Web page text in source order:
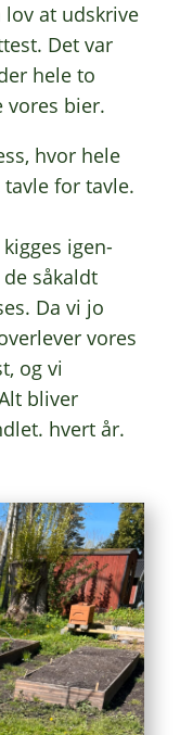
at udskri­ve
Det var
hele to
vores bier.
hvor hele
for tavle.
igen­
såkaldt
Da vi jo
vores
og vi
bliver
hvert år.